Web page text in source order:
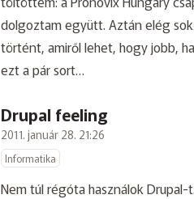
dolgoztam együtt. Aztán elég
történt, amiről lehet, hogy jobb,
ezt a pár sort…
Drupal feeling
2011. január 28. 21:26
Informatika
Nem túl régóta használok